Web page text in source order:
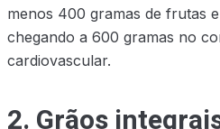
menos 400 gramas de frutas
chegando a 600 gramas no
cardiovascular.
2. Grãos